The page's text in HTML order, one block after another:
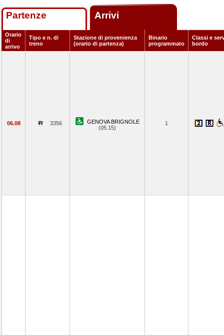
Partenze Arrivi
Orario
di
arrivo
Tipo e n. di
treno
Stazione di provenienza
(orario di partenza)
Binario
programmato
Classi e
bordo
06.08 3356
GENOVA BRIGNOLE
(05.15)
1